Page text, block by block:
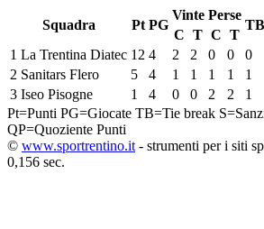
Squadra Pt PG
Vinte Perse
TB
C T C T
1 La Trentina Diatec 12 4 2 2 0 0 0
2 Sanitars Flero 5 4 1 1 1 1 1
3 Iseo Pisogne 1 4 0 0 2 2 1
Pt=Punti PG=Giocate TB=Tie break
QP=Quoziente Punti
© www.sportrentino.it - strumenti per i siti
0,156 sec.